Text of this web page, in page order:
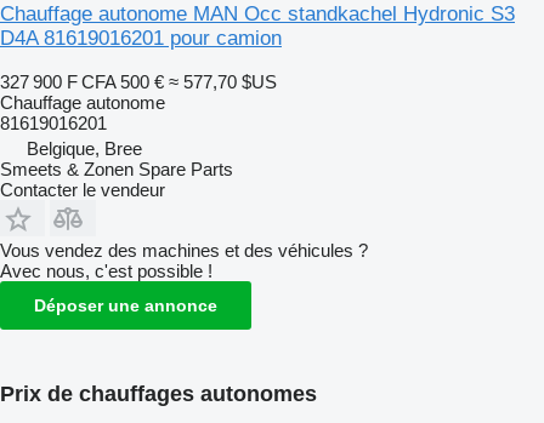
Chauffage autonome MAN Occ standkachel Hydronic S3
D4A 81619016201 pour camion
327 900 F CFA 500 € ≈ 577,70 $US
Chauffage autonome
81619016201
Belgique, Bree
Smeets & Zonen Spare Parts
Contacter le vendeur
Vous vendez des machines et des véhicules ?
Avec nous, c'est possible !
Déposer une annonce
Prix de chauffages autonomes